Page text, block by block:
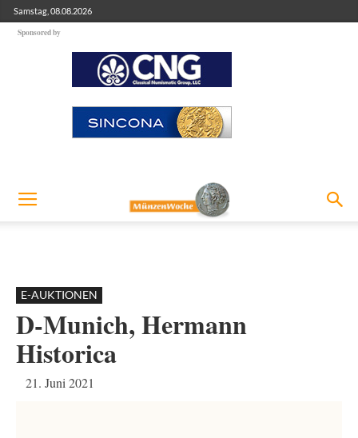
Samstag, 08.08.2026
Sponsored by
E-AUKTIONEN
D-Munich, Hermann
Historica
21. Juni 2021